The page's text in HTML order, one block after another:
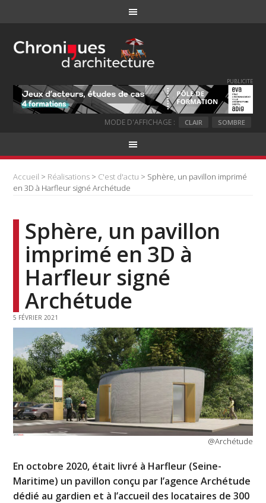
PUBLICITE
MODE D'AFFICHAGE : CLAIR SOMBRE
Accueil > Réalisations > C'est d'actu > Sphère, un pavillon imprimé
en 3D à Harfleur signé Archétude
Sphère, un pavillon
imprimé en 3D à
Harfleur signé
Archétude
5 FÉVRIER 2021
@Archétude
En octobre 2020, était livré à Harfleur (Seine-
Maritime) un pavillon conçu par l’agence Archétude
dédié au gardien et à l’accueil des locataires de 300